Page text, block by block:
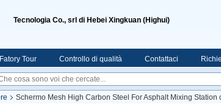
Tecnologia Co., srl di Hebei Xingkuan (Highui)
Fatory Tour Controllo di qualità Contattaci
Schermo Mesh High Carbon Steel For Asphalt Mixing